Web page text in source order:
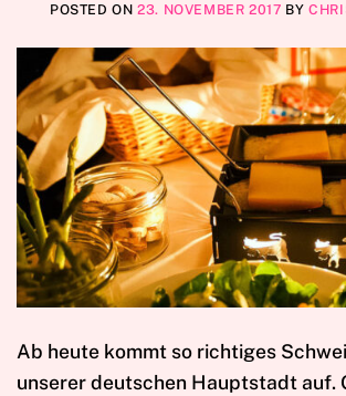
POSTED ON23. NOVEMBER 2017 BY
Ab heute kommt so richtiges
unserer deutschen Hauptstadt auf.